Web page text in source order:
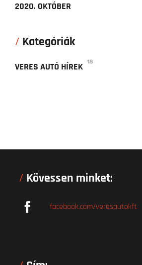
2020. OKTÓBER
Kategóriák
VERES AUTÓ HÍREK 18
Kövessen minket:
facebook.com/veresautokft